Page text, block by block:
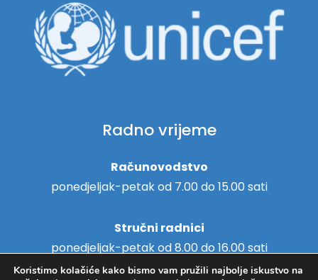
Radno vrijeme
Računovodstvo
ponedjeljak-petak od 7.00 do 15.00 sati
Stručni radnici
ponedjeljak-petak od 8.00 do 16.00 sati
Koristimo kolačiće kako bismo vam pružili najbolje iskustvo na